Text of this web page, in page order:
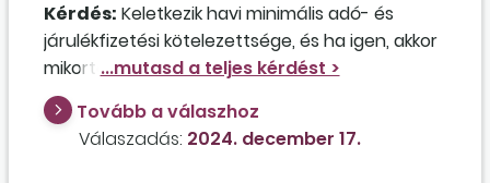
Kérdés: Keletkezik havi minimális adó- és
járulékfizetési kötelezettsége, és ha igen, akkor
mikortól annak a főállású egyéni vállalkozónak,
aki jelenleg GYED-en van a harmadik
gyermekével, januártól GYES-t fog kapni, majd a
legkisebb gyermek 3 éves kora után GYET-en
Tovább a válaszhoz
Válaszadás: 2024. december 17.